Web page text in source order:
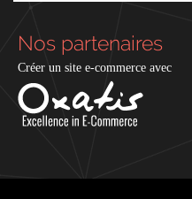
Nos partenaires
Créer un site e-commerce avec